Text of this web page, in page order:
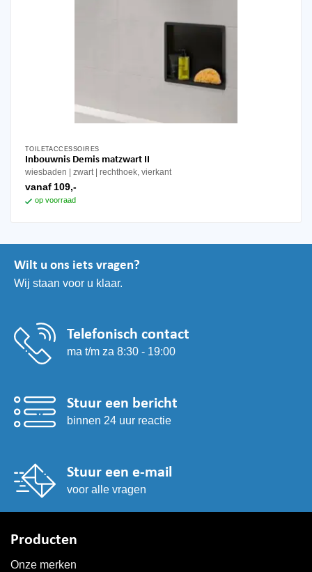
TOILETACCESSOIRES
Inbouwnis Demis matzwart II
wiesbaden zwart rechthoek, vierkant
vanaf 109,-
op voorraad
Dit
product
gekozen
worden
productpagina
Wilt u ons iets vragen?
Wij staan voor u klaar.
Telefonisch contact
ma t/m za 8:30 - 19:00
Stuur een bericht
binnen 24 uur reactie
Stuur een e-mail
voor alle vragen
Producten
Onze merken